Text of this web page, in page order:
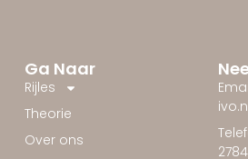
Ga Naar
Rijles
Theorie
Over ons